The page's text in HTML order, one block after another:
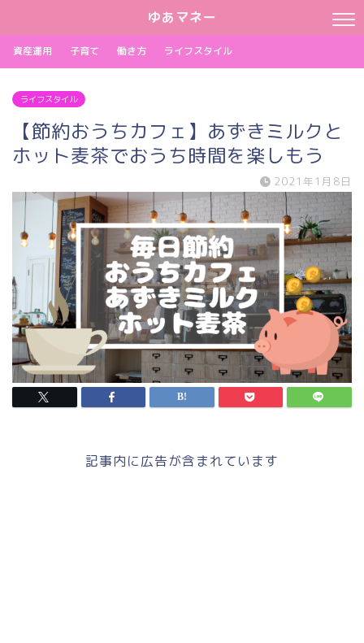
ゆあマネー
資産運用 子育て 働き方 ライフスタイル
ライフスタイル
【節約おうちカフェ】あずきミルクと
ホット麦茶でおうち時間を楽しもう
2021年1月8日
記事内に広告が含まれています